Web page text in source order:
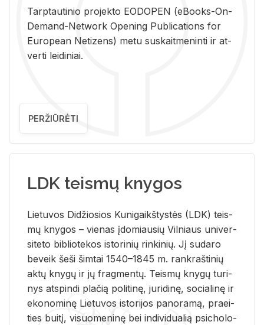
Tarp­tau­ti­nio pro­jek­to EO­DO­PEN (eBo­oks-On-
De­mand-Ne­twork Ope­ning Pub­li­ca­tions for
Eu­ro­pe­an Ne­ti­zens) metu su­skait­me­nin­ti ir at­
ver­ti lei­di­niai.
PERŽIŪRĖTI
LDK teismų knygos
Lie­tu­vos Di­džio­sios Ku­ni­gaikš­tys­tės (LDK) teis­
mų kny­gos – vie­nas įdo­miau­sių Vil­niaus uni­ver­
si­te­to bi­b­lio­te­kos is­to­ri­nių rin­ki­nių. Jį su­da­ro
be­veik šeši šim­tai 1540–1845 m. rank­raš­ti­nių
aktų kny­gų ir jų frag­men­tų. Teis­mų kny­gų tu­ri­
nys at­spin­di pla­čią po­li­ti­nę, ju­ri­di­nę, so­cia­li­nę ir
eko­no­mi­nę Lie­tu­vos is­to­ri­jos pa­no­ra­mą, pra­ei­
ties bui­tį, vi­suo­me­ni­nę bei in­di­vi­dua­lią psi­cho­lo­